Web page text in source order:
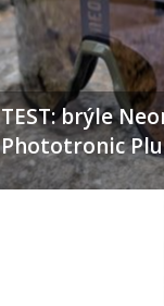
TEST: brýle
Phototronic